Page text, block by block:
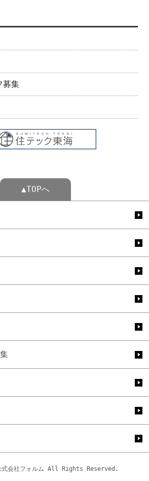
募集
▲TOPへ
会社フォルム All Rights Reserved.